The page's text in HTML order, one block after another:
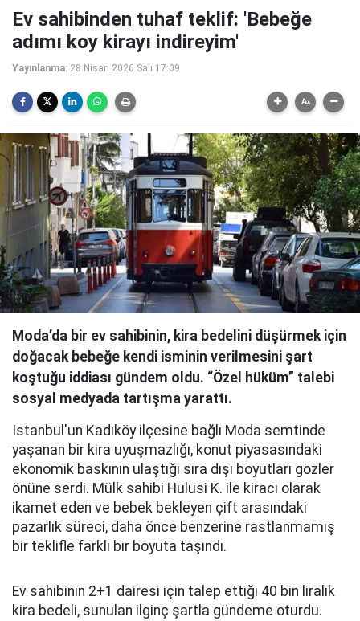
Ev sahibinden tuhaf teklif: 'Bebeğe
adımı koy kirayı indireyim'
Yayınlanma: 28 Nisan 2026 Salı 17:09
Moda’da bir ev sahibinin, kira bedelini düşürmek için
doğacak bebeğe kendi isminin verilmesini şart
koştuğu iddiası gündem oldu. “Özel hüküm” talebi
sosyal medyada tartışma yarattı.
İstanbul'un Kadıköy ilçesine bağlı Moda semtinde
yaşanan bir kira uyuşmazlığı, konut piyasasındaki
ekonomik baskının ulaştığı sıra dışı boyutları gözler
önüne serdi. Mülk sahibi Hulusi K. ile kiracı olarak
ikamet eden ve bebek bekleyen çift arasındaki
pazarlık süreci, daha önce benzerine rastlanmamış
bir teklifle farklı bir boyuta taşındı.
Ev sahibinin 2+1 dairesi için talep ettiği 40 bin liralık
kira bedeli, sunulan ilginç şartla gündeme oturdu.